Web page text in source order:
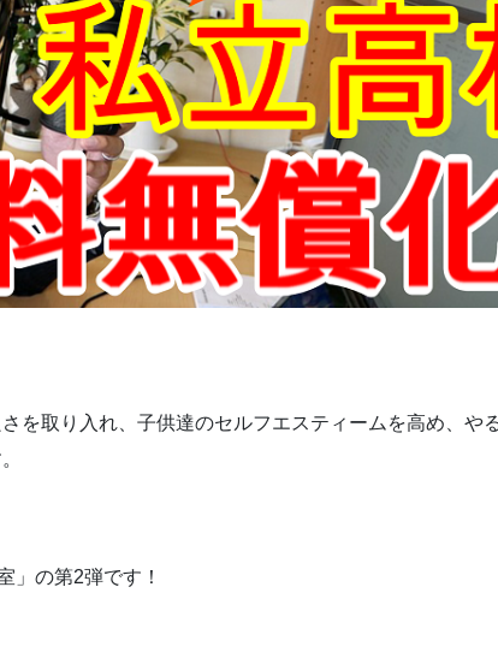
を取り入れ、子供達のセルフエスティームを高め、や
」の第2弾です！